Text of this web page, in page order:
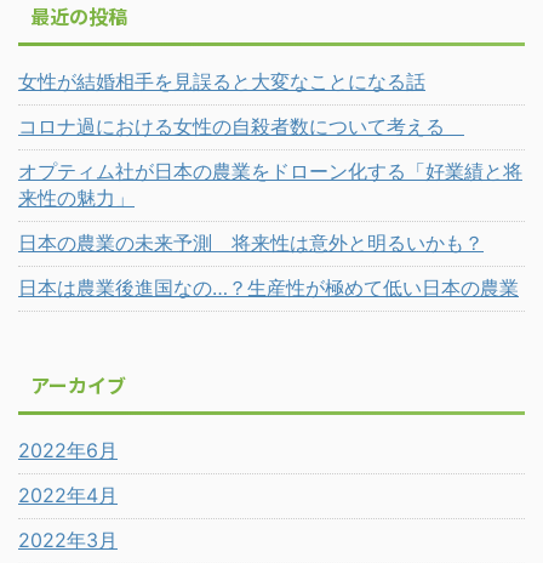
最近の投稿
女性が結婚相手を見誤ると大変なことになる話
コロナ過における女性の自殺者数について考える
オプティム社が日本の農業をドローン化する「好業績と将
来性の魅力」
日本の農業の未来予測 将来性は意外と明るいかも？
日本は農業後進国なの…？生産性が極めて低い日本の農業
アーカイブ
2022年6月
2022年4月
2022年3月